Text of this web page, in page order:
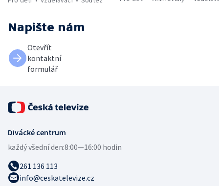
Napište nám
Otevřít
kontaktní
formulář
Divácké centrum
každý všední den:8:00—16:00 hodin
261 136 113
info@ceskatelevize.cz